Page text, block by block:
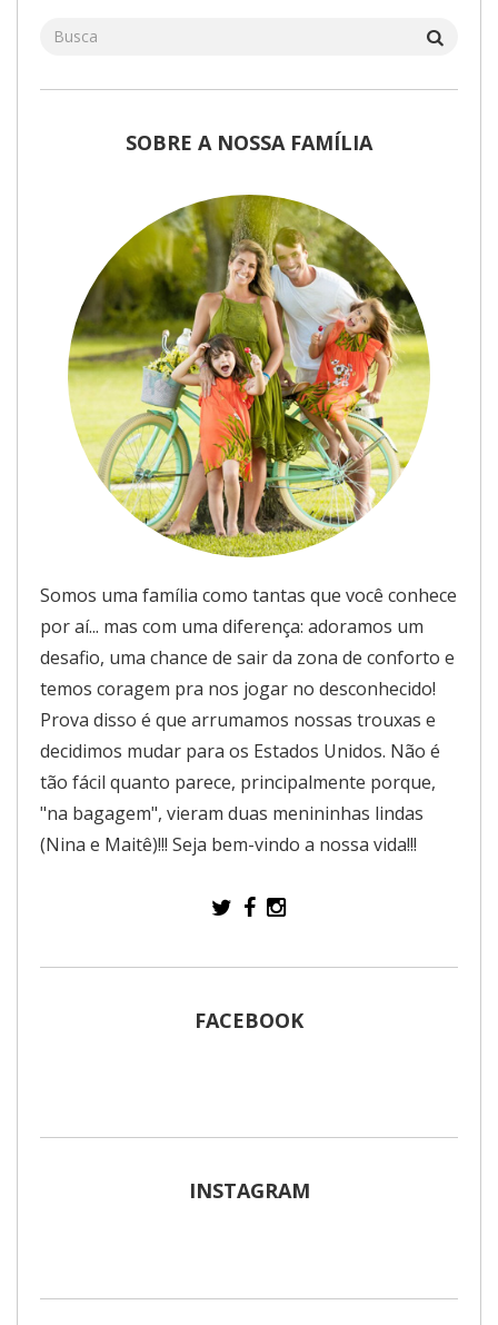
SOBRE A NOSSA FAMÍLIA
Somos uma família como tantas que você conhece
por aí... mas com uma diferença: adoramos um
desafio, uma chance de sair da zona de conforto e
temos coragem pra nos jogar no desconhecido!
Prova disso é que arrumamos nossas trouxas e
decidimos mudar para os Estados Unidos. Não é
tão fácil quanto parece, principalmente porque,
"na bagagem", vieram duas menininhas lindas
(Nina e Maitê)!!! Seja bem-vindo a nossa vida!!!
FACEBOOK
INSTAGRAM